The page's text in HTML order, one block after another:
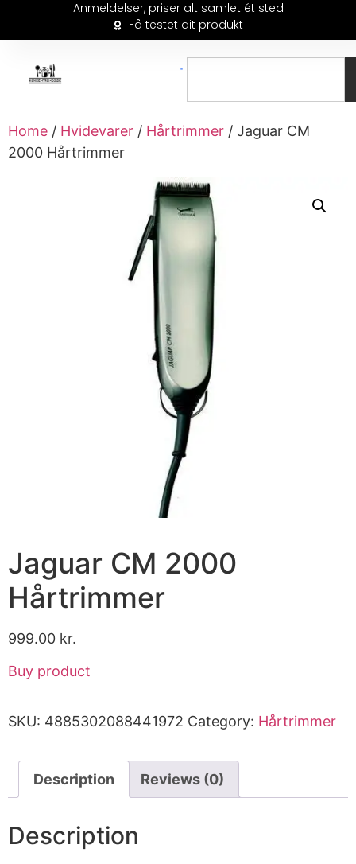
Anmeldelser, priser alt samlet ét sted
Få testet dit produkt
Home / Hvidevarer / Hårtrimmer / Jaguar CM
2000 Hårtrimmer
Jaguar CM 2000
Hårtrimmer
999.00 kr.
Buy product
SKU: 4885302088441972 Category: Hårtrimmer
Description Reviews (0)
Description